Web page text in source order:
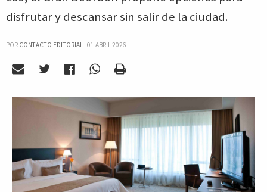
disfrutar y descansar sin salir de la ciudad.
POR CONTACTO EDITORIAL| 01 ABRIL 2026